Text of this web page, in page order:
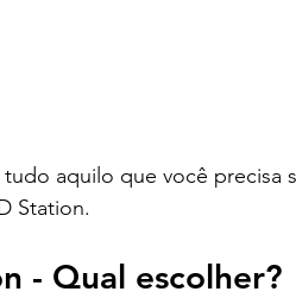
aquilo que você precisa
Station.
- Qual escolher?